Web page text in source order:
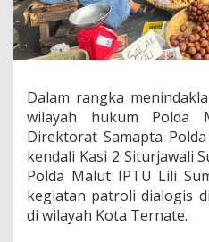
P
o
l
w
P
o
d
a
M
a
l
Dalam rangka
wilayah hukum Polda
Direktorat Samapta
kendali Kasi 2 Siturjawali
Polda Malut IPTU Lili
kegiatan patroli dialogis
di wilayah Kota Ternate.